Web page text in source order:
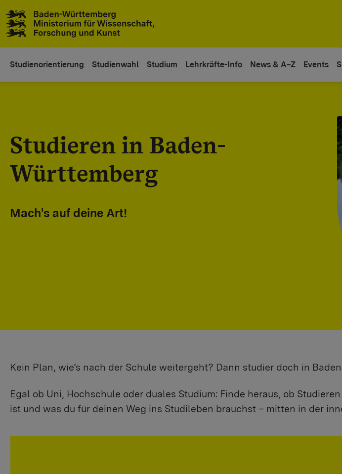
Studienorientierung Studienwahl Studium Lehrkräfte-Info News & A–Z Events
Studieren in Baden-
Württemberg
Mach's auf deine Art!
Kein Plan, wie’s nach der Schule weitergeht? Dann studier doch in
Egal ob Uni, Hochschule oder duales Studium: Finde heraus, ob
ist und was du für deinen Weg ins Studileben brauchst – mitten in der